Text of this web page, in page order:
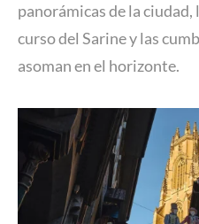
panorámicas de la
curso del Sarine y las
asoman en el horizonte.